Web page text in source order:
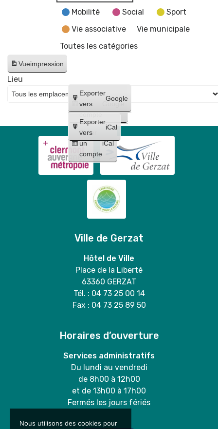
Mobilité
Social
Sport
Vie associative
Vie municipale
Toutes les catégories
Vueimpression
Créer
un
compte
Google
Créer
un
compte
iCal
Exporter
vers
Google
Exporter
vers
iCal
Lieu
Ville de Gerzat
Hôtel de Ville
Place de la Liberté
63360 GERZAT
Tél. : 04 73 25 00 14
Fax : 04 73 25 89 50
Horaires d’ouverture
Services administratifs
Du lundi au vendredi
de 8h00 à 12h00
et de 13h00 à 17h00
Fermés les jours fériés
Nous utilisons des cookies pour